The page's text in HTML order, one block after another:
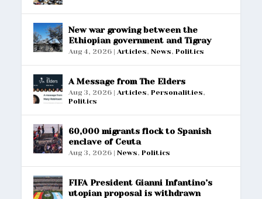
New war growing between the
Ethiopian government and Tigray
Aug 4, 2026 |Articles,News,Politics
A Message from The Elders
Aug 3, 2026 |Articles,Personalities,
Politics
60,000 migrants flock to Spanish
enclave of Ceuta
Aug 3, 2026 |News,Politics
FIFA President Gianni Infantino’s
utopian proposal is withdrawn